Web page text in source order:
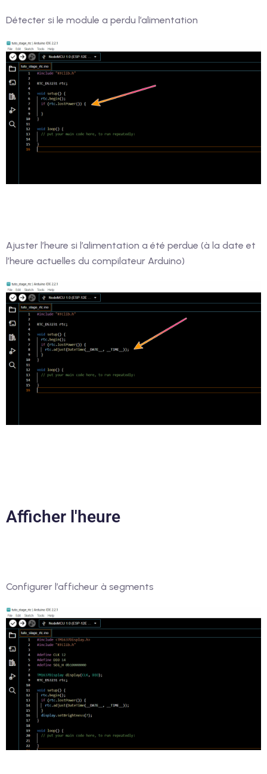
Détecter si le module a perdu l’alimentation
Ajuster l’heure si l’alimentation a été perdue (à la date et
l’heure actuelles du compilateur Arduino)
Afficher l'heure
Configurer l’afficheur à segments